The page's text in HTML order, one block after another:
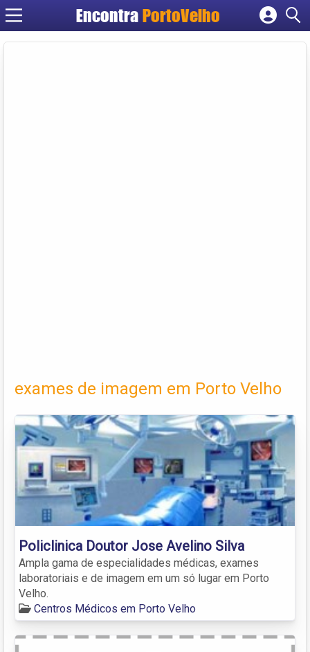
EncontraPortoVelho
Cadastrar empresa
exames de imagem em Porto Velho
Policlinica Doutor Jose Avelino Silva
Ampla gama de especialidades médicas, exames
laboratoriais e de imagem em um só lugar em Porto
Velho.
Centros Médicos em Porto Velho